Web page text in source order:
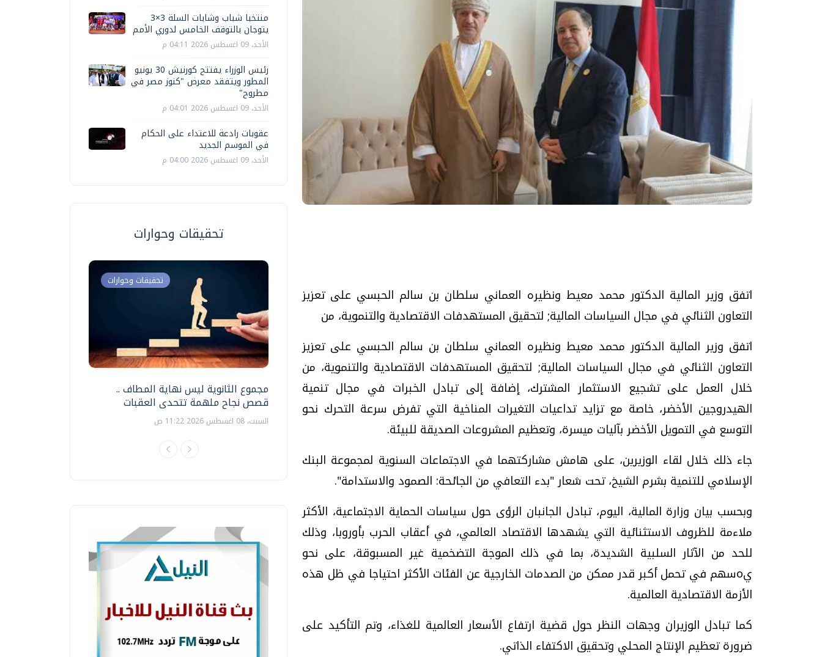
اتفق وزير المالية الدكتور محمد معيط ونظيره العماني سلطان بن سالم الحبسي على تعزيز
التعاون الثنائي في مجال السياسات المالية; لتحقيق المستهدفات الاقتصادية والتنموية، من
اتفق وزير المالية الدكتور محمد معيط ونظيره العماني سلطان بن سالم الحبسي على تعزيز
التعاون الثنائي في مجال السياسات المالية; لتحقيق المستهدفات الاقتصادية والتنموية، من
خلال العمل على تشجيع الاستثمار المشترك، إضافة إلى تبادل الخبرات في مجال تنمية
الهيدروجين الأخضر، خاصة مع تزايد تداعيات التغيرات المناخية التي تفرض سرعة التحرك نحو
التوسع في التمويل الأخضر بآليات ميسرة، وتعظيم المشروعات الصديقة للبيئة.
جاء ذلك خلال لقاء الوزيرين، على هامش مشاركتهما في الاجتماعات السنوية لمجموعة البنك
الإسلامي للتنمية بشرم الشيخ، تحت شعار "بدء التعافي من الجائحة: الصمود والاستدامة".
وبحسب بيان وزارة المالية، اليوم، تبادل الجانبان الرؤى حول سياسات الحماية الاجتماعية، الأكثر
ملاءمة للظروف الاستثنائية التي يشهدها الاقتصاد العالمي، في أعقاب الحرب بأوروبا، وذلك
للحد من الآثار السلبية الشديدة، بما في ذلك الموجة التضخمية غير المسبوقة، على نحو
يoسهم في تحمل أكبر قدر ممكن من الصدمات الخارجية عن الفئات الأكثر احتياجا في ظل هذه
الأزمة الاقتصادية العالمية.
كما تبادل الوزيران وجهات النظر حول قضية ارتفاع الأسعار العالمية للغذاء، وتم التأكيد على
ضرورة تعظيم الإنتاج المحلي وتحقيق الاكتفاء الذاتي.
منتخبا شباب وشابات السلة 3×3
يتوجان بالتوقف الخامس لدوري الأمم
الأحد، 09 اغسطس 2026 04:11 م
رئيس الوزراء يفتتح كورنيش 30 يونيو
المطور ويتفقد معرض "كنوز مصر في
مطروح"
الأحد، 09 اغسطس 2026 04:01 م
عقوبات رادعة للاعتداء على الحكام
في الموسم الجديد
الأحد، 09 اغسطس 2026 04:00 م
تحقيقات وحوارات
تحقيقات وحوارات
مجموع الثانوية ليس نهاية المطاف ..
قصص نجاح ملهمة تتحدى العقبات
السبت، 08 اغسطس 2026 11:22 ص
بعد إشعارات "جوجل" .. هل يمكن التنبوء
بالزلازل وكيف نتعامل معها؟
الثلاثاء، 04 اغسطس 2026 04:04 م
دليلك للتنسيق الجامعي .. تساؤلات
وإجابات
السبت، 01 اغسطس 2026 10:25 ص
فيديو.. الإعلام الرقمي.. تقنيات واعدة
وتحديات هائلة